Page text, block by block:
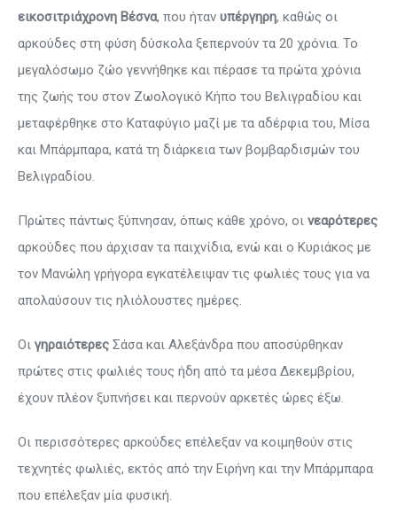
εικοσιτριάχρονη Βέσνα, που ήταν υπέργηρη, καθώς οι
αρκούδες στη φύση δύσκολα ξεπερνούν τα 20 χρόνια. Το
μεγαλόσωμο ζώο γεννήθηκε και πέρασε τα πρώτα χρόνια
της ζωής του στον Ζωολογικό Κήπο του Βελιγραδίου και
μεταφέρθηκε στο Καταφύγιο μαζί με τα αδέρφια του, Μίσα
και Μπάρμπαρα, κατά τη διάρκεια των βομβαρδισμών του
Βελιγραδίου.
Πρώτες πάντως ξύπνησαν, όπως κάθε χρόνο, οι νεαρότερες
αρκούδες που άρχισαν τα παιχνίδια, ενώ και ο Κυριάκος με
τον Μανώλη γρήγορα εγκατέλειψαν τις φωλιές τους για να
απολαύσουν τις ηλιόλουστες ημέρες.
Οι γηραιότερες Σάσα και Αλεξάνδρα που αποσύρθηκαν
πρώτες στις φωλιές τους ήδη από τα μέσα Δεκεμβρίου,
έχουν πλέον ξυπνήσει και περνούν αρκετές ώρες έξω.
Οι περισσότερες αρκούδες επέλεξαν να κοιμηθούν στις
τεχνητές φωλιές, εκτός από την Ειρήνη και την Μπάρμπαρα
που επέλεξαν μία φυσική.